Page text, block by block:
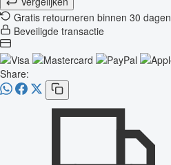
Gratis retourneren binnen 30 dagen
Beveiligde transactie
Share: